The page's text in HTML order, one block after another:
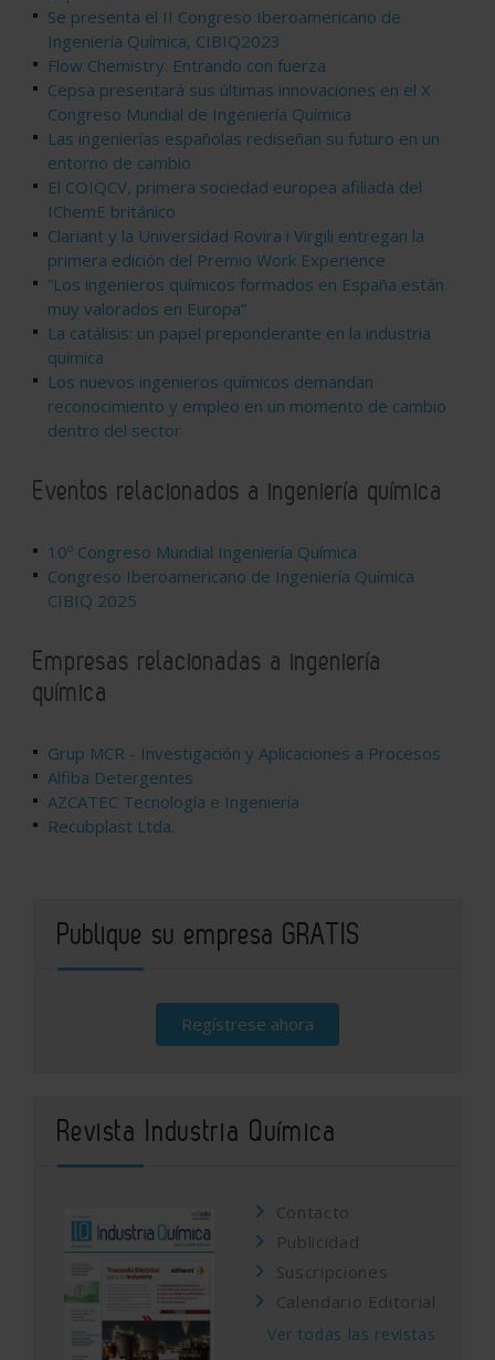
Se presenta el II Congreso Iberoamericano de
Ingeniería Química, CIBIQ2023
Flow Chemistry. Entrando con fuerza
Cepsa presentará sus últimas innovaciones en el X
Congreso Mundial de Ingeniería Química
Las ingenierías españolas rediseñan su futuro en un
entorno de cambio
El COIQCV, primera sociedad europea afiliada del
IChemE británico
Clariant y la Universidad Rovira i Virgili entregan la
primera edición del Premio Work Experience
“Los ingenieros químicos formados en España están
muy valorados en Europa”
La catálisis: un papel preponderante en la industria
química
Los nuevos ingenieros químicos demandan
reconocimiento y empleo en un momento de cambio
dentro del sector
Eventos relacionados a ingeniería química
10º Congreso Mundial Ingeniería Química
Congreso Iberoamericano de Ingeniería Química
CIBIQ 2025
Empresas relacionadas a ingeniería
química
Grup MCR - Investigación y Aplicaciones a Procesos
Alfiba Detergentes
AZCATEC Tecnología e Ingeniería
Recubplast Ltda.
Publique su empresa GRATIS
Regístrese ahora
Revista Industria Química
Contacto
Publicidad
Suscripciones
Calendario Editorial
Ver todas las revistas